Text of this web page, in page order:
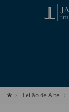
Leilão de Arte